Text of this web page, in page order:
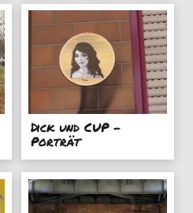
Dick und CUP -
Porträt